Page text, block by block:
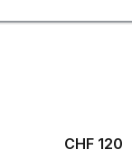
CHF 120